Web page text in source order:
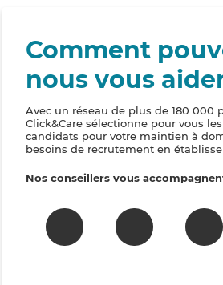
Comment
nous vous
Avec un réseau de plus de 180 000
Click&Care sélectionne pour vous
candidats pour votre maintien à
besoins de recrutement en
Nos conseillers vous